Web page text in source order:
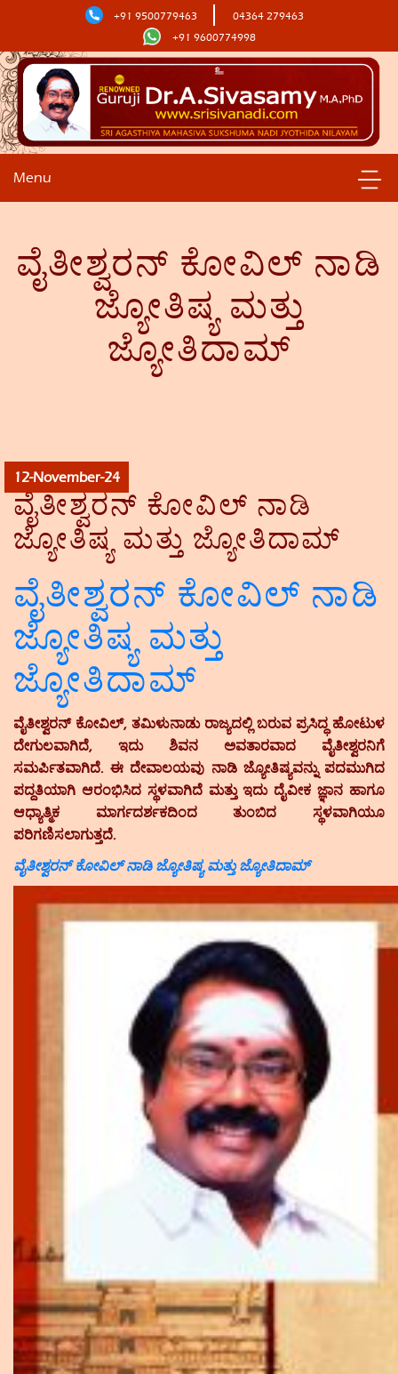
+91 9500779463
04364 279463
+91 9600774998
Menu
ವೈತೀಶ್ವರನ್ ಕೋವಿಲ್ ನಾಡಿ
ಜ್ಯೋತಿಷ್ಯ ಮತ್ತು
ಜ್ಯೋತಿದಾಮ್
12-November-24
ವೈತೀಶ್ವರನ್ ಕೋವಿಲ್ ನಾಡಿ
ಜ್ಯೋತಿಷ್ಯ ಮತ್ತು ಜ್ಯೋತಿದಾಮ್
ವೈತೀಶ್ವರನ್ ಕೋವಿಲ್ ನಾಡಿ
ಜ್ಯೋತಿಷ್ಯ ಮತ್ತು
ಜ್ಯೋತಿದಾಮ್
ವೈತೀಶ್ವರನ್ ಕೋವಿಲ್, ತಮಿಳುನಾಡು ರಾಜ್ಯದಲ್ಲಿ ಬರುವ ಪ್ರಸಿದ್ಧ ಹೋಟುಳ
ದೇಗುಲವಾಗಿದೆ, ಇದು ಶಿವನ ಅವತಾರವಾದ ವೈತೀಶ್ವರನಿಗೆ
ಸಮರ್ಪಿತವಾಗಿದೆ. ಈ ದೇವಾಲಯವು ನಾಡಿ ಜ್ಯೋತಿಷ್ಯವನ್ನು ಪದಮುಗಿದ
ಪದ್ದತಿಯಾಗಿ ಆರಂಭಿಸಿದ ಸ್ಥಳವಾಗಿದೆ ಮತ್ತು ಇದು ದೈವೀಕ ಜ್ಞಾನ ಹಾಗೂ
ಆಧ್ಯಾತ್ಮಿಕ ಮಾರ್ಗದರ್ಶಕದಿಂದ ತುಂಬಿದ ಸ್ಥಳವಾಗಿಯೂ
ಪರಿಗಣಿಸಲಾಗುತ್ತದೆ.
ವೈತೀಶ್ವರನ್ ಕೋವಿಲ್ ನಾಡಿ ಜ್ಯೋತಿಷ್ಯ ಮತ್ತು ಜ್ಯೋತಿದಾಮ್